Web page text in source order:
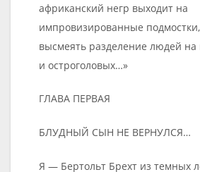
африканский негр выходит на
импровизированные
высмеять разделение людей на
и остроголовых…»
ГЛАВА ПЕРВАЯ
БЛУДНЫЙ СЫН НЕ ВЕРНУЛСЯ…
Я — Бертольт Брехт из темных